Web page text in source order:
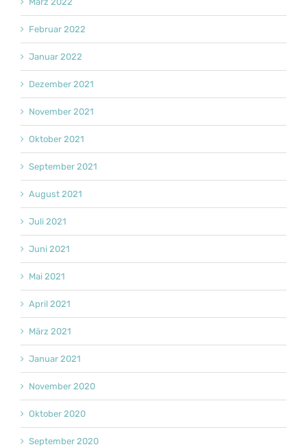
Februar 2022
Januar 2022
Dezember 2021
November 2021
Oktober 2021
September 2021
August 2021
Juli 2021
Juni 2021
Mai 2021
April 2021
März 2021
Januar 2021
November 2020
Oktober 2020
September 2020